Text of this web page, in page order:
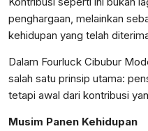
penghargaan, melainkan
kehidupan yang telah
Dalam Fourluck Cibubur
salah satu prinsip utama:
tetapi awal dari kontribusi
Musim Panen Kehidupan